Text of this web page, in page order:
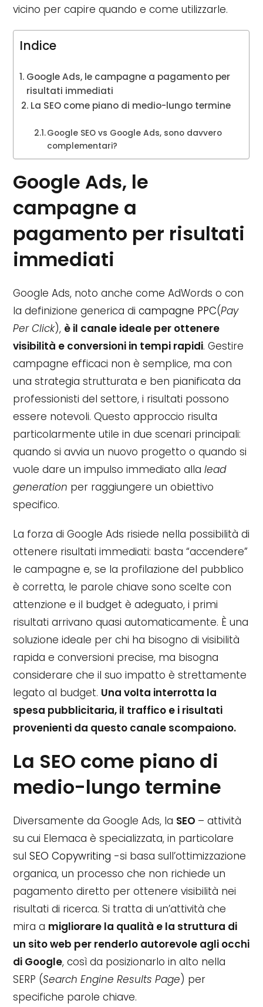
vicino per capire quando e come utilizzarle.
Indice
Google Ads, le campagne a pagamento per
risultati immediati
La SEO come piano di medio-lungo termine
Google SEO vs Google Ads, sono davvero
complementari?
Google Ads, le
campagne a
pagamento per risultati
immediati
Google Ads, noto anche come AdWords o con
la definizione generica dicampagne PPC(Pay
Per Click), è il canale ideale per ottenere
visibilità e conversioni in tempi rapidi. Gestire
campagne efficaci non è semplice, ma con
una strategia strutturata e ben pianificata da
professionisti del settore, i risultati possono
essere notevoli. Questo approccio risulta
particolarmente utile in due scenari principali:
quando si avvia un nuovo progetto o quando si
vuole dare un impulso immediato allalead
generation per raggiungere un obiettivo
specifico.
La forza di Google Ads risiede nella possibilità di
ottenere risultati immediati: basta “accendere”
le campagne e, se la profilazione del pubblico
è corretta, le parole chiave sono scelte con
attenzione e il budget è adeguato, i primi
risultati arrivano quasi automaticamente. È una
soluzione ideale per chi ha bisogno di visibilità
rapida e conversioni precise, ma bisogna
considerare che il suo impatto è strettamente
legato al budget. Una volta interrotta la
spesa pubblicitaria, il traffico e i risultati
provenienti da questo canale scompaiono.
La SEO come piano di
medio-lungo termine
Diversamente da Google Ads, la SEO – attività
su cui Elemaca è specializzata, in particolare
sulSEO Copywriting -si basa sull’ottimizzazione
organica, un processo che non richiede un
pagamento diretto per ottenere visibilità nei
risultati di ricerca. Si tratta di un’attività che
mira a migliorare la qualità e la struttura di
un sito web per renderlo autorevole agli occhi
di Google, così da posizionarlo in alto nella
SERP (Search Engine Results Page) per
specifiche parole chiave.